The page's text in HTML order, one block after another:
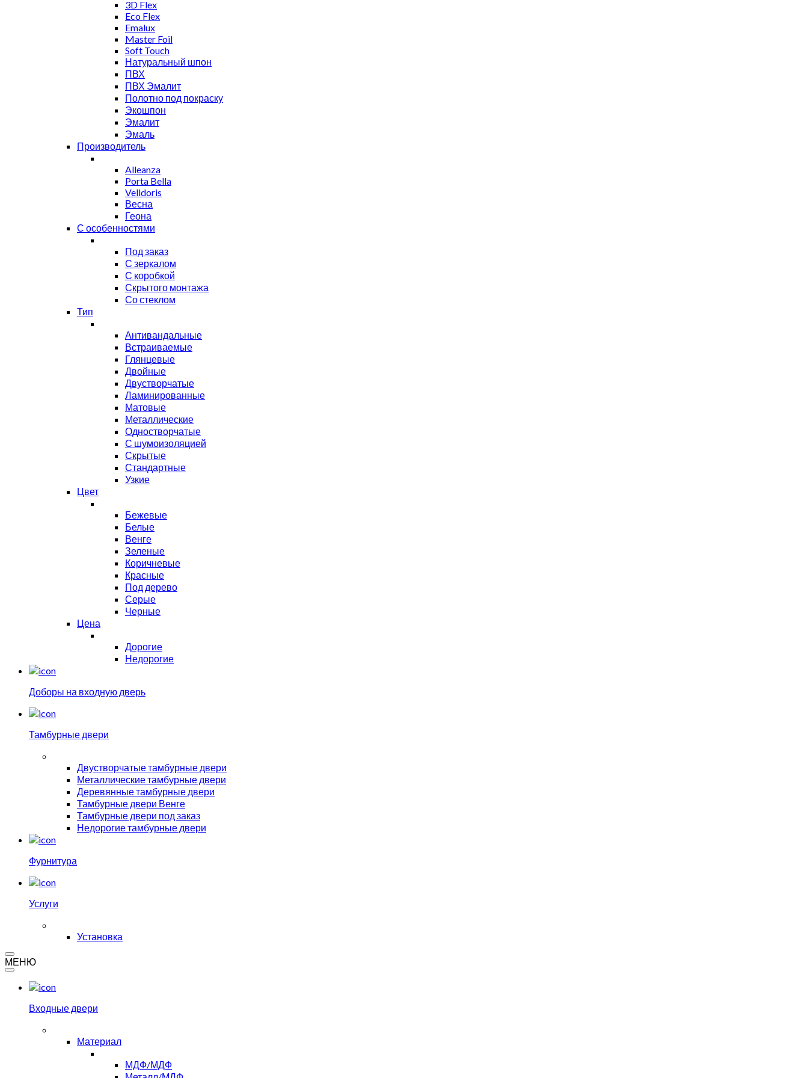
3D Flex
Eco Flex
Emalux
Master Foil
Soft Touch
Натуральный шпон
ПВХ
ПВХ Эмалит
Полотно под покраску
Экошпон
Эмалит
Эмаль
Производитель
Alleanza
Porta Bella
Velldoris
Весна
Геона
С особенностями
Под заказ
С зеркалом
С коробкой
Скрытого монтажа
Со стеклом
Тип
Антивандальные
Встраиваемые
Глянцевые
Двойные
Двустворчатые
Ламинированные
Матовые
Металлические
Одностворчатые
С шумоизоляцией
Скрытые
Стандартные
Узкие
Цвет
Бежевые
Белые
Венге
Зеленые
Коричневые
Красные
Под дерево
Серые
Черные
Цена
Дорогие
Недорогие
Доборы на входную дверь
Тамбурные двери
Двустворчатые тамбурные двери
Металлические тамбурные двери
Деревянные тамбурные двери
Тамбурные двери Венге
Тамбурные двери под заказ
Недорогие тамбурные двери
Фурнитура
Услуги
Установка
МЕНЮ
Входные двери
Материал
МДФ/МДФ